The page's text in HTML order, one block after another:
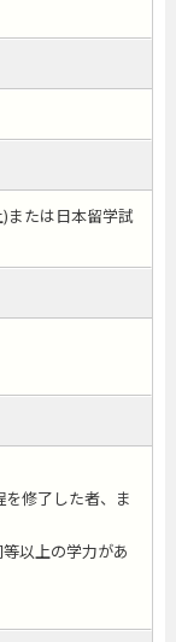
または日本留学試
修了した者、ま
以上の学力があ